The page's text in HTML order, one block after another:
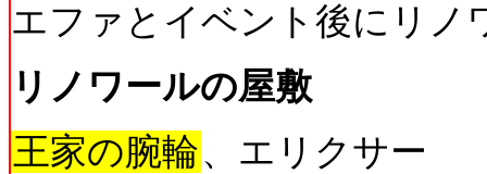
エファとイベント後にリノ
リノワールの屋敷
王家の腕輪、エリクサー